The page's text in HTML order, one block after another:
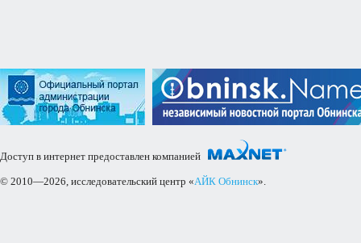
Доступ в интернет предоставлен компанией
© 2010—2026, исследовательский центр «АЙК Обнинск».